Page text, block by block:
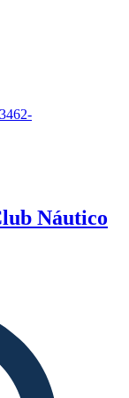
Náutico